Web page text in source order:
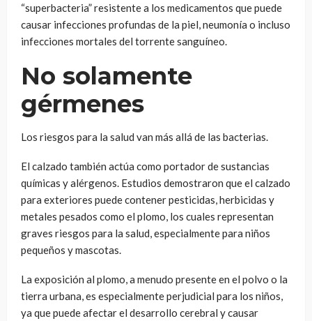
“superbacteria” resistente a los medicamentos que puede
causar infecciones profundas de la piel, neumonía o incluso
infecciones mortales del torrente sanguíneo.
No solamente
gérmenes
Los riesgos para la salud van más allá de las bacterias.
El calzado también actúa como portador de sustancias
químicas y alérgenos. Estudios demostraron que el calzado
para exteriores puede contener pesticidas, herbicidas y
metales pesados ​​como el plomo, los cuales representan
graves riesgos para la salud, especialmente para niños
pequeños y mascotas.
La exposición al plomo, a menudo presente en el polvo o la
tierra urbana, es especialmente perjudicial para los niños,
ya que puede afectar el desarrollo cerebral y causar